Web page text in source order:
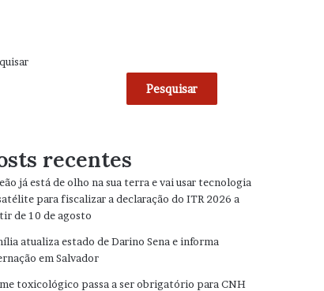
Pesquisar
recentes
já está de olho na sua terra e vai usar tecnologia
para fiscalizar a declaração do ITR 2026 a
de 10 de agosto
atualiza estado de Darino Sena e informa
em Salvador
toxicológico passa a ser obrigatório para CNH